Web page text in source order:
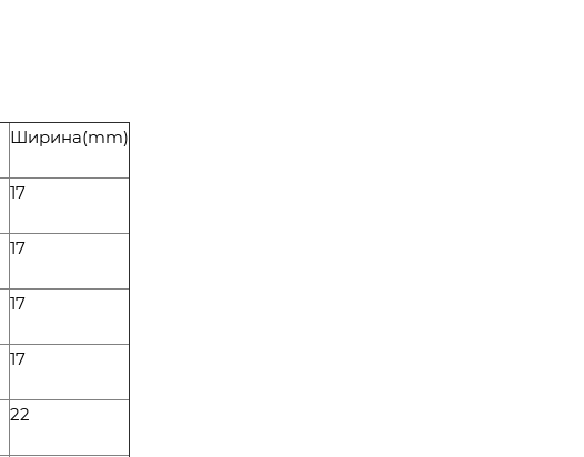
Ширина(mm)
17
17
17
17
22